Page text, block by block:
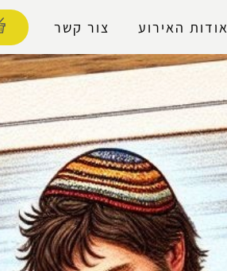
אודות האירוע צור קשר